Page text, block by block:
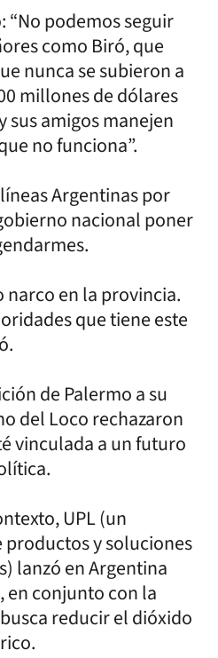
“No podemos seguir
como Biró, que
nunca se subieron a
millones de dólares
sus amigos manejen
no funciona”.
Argentinas por
nacional poner
narco en la provincia.
que tiene este
de Palermo a su
del Loco rechazaron
vinculada a un futuro
UPL (un
y soluciones
lanzó en Argentina
conjunto con la
reducir el dióxido